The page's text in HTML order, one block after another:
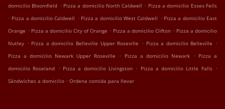
domicilio Bloomfield . Pizza a domicilio North Caldwell . Pizza a domicilio Essex Fells
. Pizza a domicilio Caldwell . Pizza a domicilio West Caldwell . Pizza a domicilio East
Orange . Pizza a domicilio City of Orange . Pizza a domicilio Clifton . Pizza a domicilio
Nutley . Pizza a domicilio Belleville Upper Roseville . Pizza a domicilio Belleville .
Pizza a domicilio Newark Upper Roseville
. Pizza a domicilio Newark . Pizza a
domicilio Roseland . Pizza a domicilio Livingston . Pizza a domicilio Little Falls .
Sándwiches a domicilio . Ordena comida para llevar